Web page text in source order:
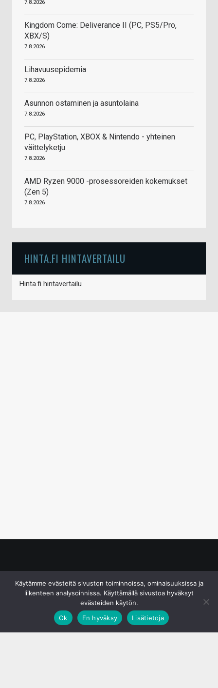
7.8.2026
Kingdom Come: Deliverance II (PC, PS5/Pro,
XBX/S)
7.8.2026
Lihavuusepidemia
7.8.2026
Asunnon ostaminen ja asuntolaina
7.8.2026
PC, PlayStation, XBOX & Nintendo - yhteinen
väittelyketju
7.8.2026
AMD Ryzen 9000 -prosessoreiden kokemukset
(Zen 5)
7.8.2026
HINTA.FI HINTAVERTAILU
Hinta.fi hintavertailu
Käytämme evästeitä sivuston toiminnoissa, ominaisuuksissa ja
liikenteen analysoinnissa. Käyttämällä sivustoa hyväksyt
evästeiden käytön.
Ok
En hyväksy Lisätietoja